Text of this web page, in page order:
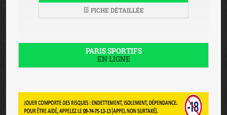
FICHE DÉTAILLÉE
PARIS SPORTIFS
EN LIGNE